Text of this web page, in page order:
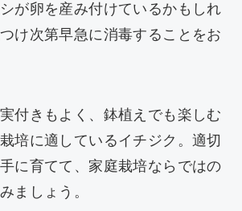
が卵を産み付けているかもしれ
け次第早急に消毒することをお
付きもよく、鉢植えでも楽しむ
培に適しているイチジク。適切
に育てて、家庭栽培ならではの
ましょう。